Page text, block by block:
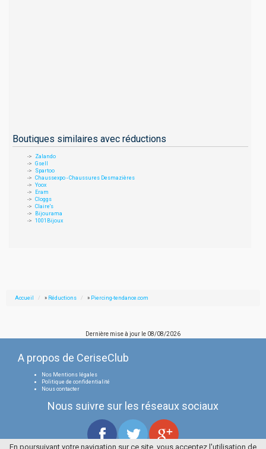
Boutiques similaires avec réductions
Zalando
Gsell
Spartoo
Chaussexpo - Chaussures Desmazières
Yoox
Eram
Cloggs
Claire's
Bijourama
1001Bijoux
Accueil » Réductions » Piercing-tendance.com
Dernière mise à jour le 08/08/2026
A propos de CeriseClub
Nos Mentions légales
Politique de confidentialité
Nous contacter
Nous suivre sur les réseaux sociaux
En poursuivant votre navigation sur ce site, vous acceptez l'utilisation de